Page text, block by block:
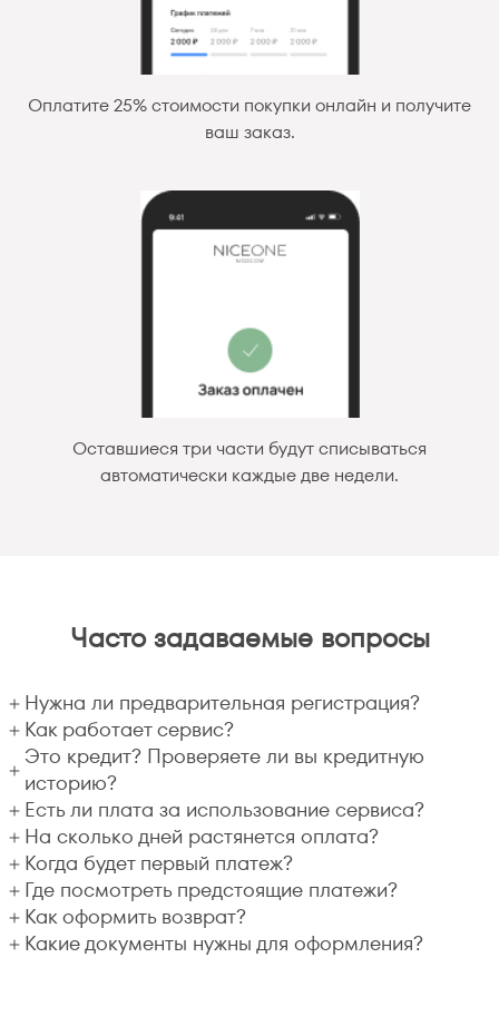
Оплатите 25% стоимости покупки онлайн и получите
ваш заказ.
Оставшиеся три части будут списываться
автоматически каждые две недели.
Часто задаваемые вопросы
Нужна ли предварительная регистрация?
Как работает сервис?
Это кредит? Проверяете ли вы кредитную
историю?
Есть ли плата за использование сервиса?
На сколько дней растянется оплата?
Когда будет первый платеж?
Где посмотреть предстоящие платежи?
Как оформить возврат?
Какие документы нужны для оформления?